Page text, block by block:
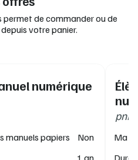
de commander ou de
votre panier.
numérique
manuels papiers
Non
1 an
Ma
Durée